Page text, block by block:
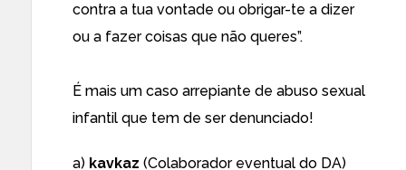
contra a tua vontade ou obrigar-te a dizer
ou a fazer coisas que não queres”.
É mais um caso arrepiante de abuso sexual
infantil que tem de ser denunciado!
a) kavkaz (Colaborador eventual do DA)